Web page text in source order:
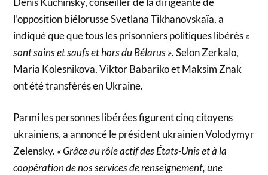
l’opposition biélorusse Svetlana Tikhanovskaïa, a
indiqué que que tous les prisonniers politiques libérés«
sont sains et saufs et hors du Bélarus ». Selon Zerkalo,
Maria Kolesnikova, Viktor Babariko et Maksim Znak
ont ​​été transférés en Ukraine.
Parmi les personnes libérées figurent cinq citoyens
ukrainiens, a annoncé le président ukrainien Volodymyr
Zelensky. « Grâce au rôle actif des États-Unis et à la
coopération de nos services de renseignement, une